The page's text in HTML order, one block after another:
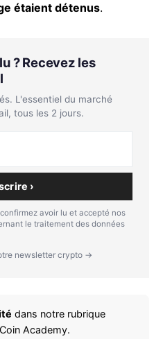
étaient détenus.
? Recevez les
L'essentiel du marché
tous les 2 jours.
›
avoir lu et accepté nos
le traitement des données
newsletter crypto →
dans notre rubrique
Academy.